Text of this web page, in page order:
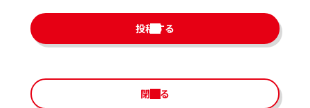
投稿する
閉じる